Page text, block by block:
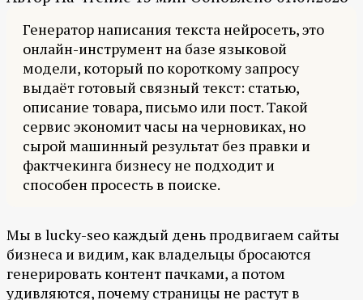
Генератор написания текста нейросеть, это
онлайн-инструмент на базе языковой
модели, который по короткому запросу
выдаёт готовый связный текст: статью,
описание товара, письмо или пост. Такой
сервис экономит часы на черновиках, но
сырой машинный результат без правки и
фактчекинга бизнесу не подходит и
способен просесть в поиске.
Мы в lucky-seo каждый день продвигаем сайты
бизнеса и видим, как владельцы бросаются
генерировать контент пачками, а потом
удивляются, почему страницы не растут в